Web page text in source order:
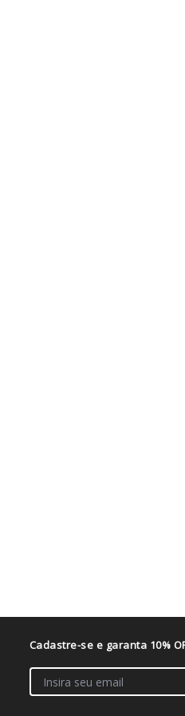
Cadastre-se e garanta 10%